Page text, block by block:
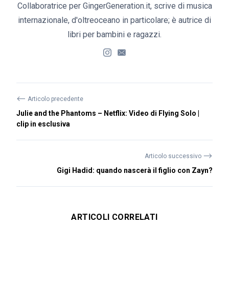
Collaboratrice per GingerGeneration.it, scrive di musica
internazionale, d'oltreoceano in particolare; è autrice di
libri per bambini e ragazzi.
⟵ Articolo precedente
Julie and the Phantoms – Netflix: Video di Flying Solo |
clip in esclusiva
Articolo successivo ⟶
Gigi Hadid: quando nascerà il figlio con Zayn?
ARTICOLI CORRELATI